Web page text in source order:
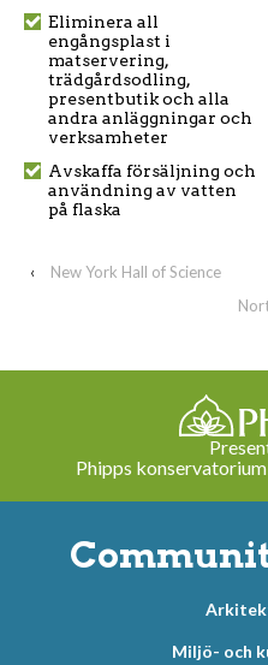
Eliminera all
engångsplast i
matservering,
trädgårdsodling,
presentbutik och alla
andra anläggningar och
verksamheter
Avskaffa försäljning och
användning av vatten
på flaska
‹
New York Hall of Science
Phipps
Miljö- och